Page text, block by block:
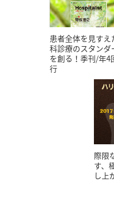
患者全体を見すえ
科診療のスタンダ
を創る！季刊/年4
行
際限
す、
し上